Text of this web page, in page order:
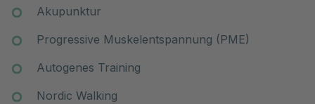
Akupunktur
Progressive Muskelentspannung (PME)
Autogenes Training
Nordic Walking